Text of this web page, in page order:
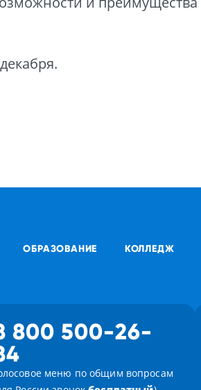
ОБРАЗОВАНИЕ КОЛЛЕДЖ
800 500-26-
меню по общим вопросам